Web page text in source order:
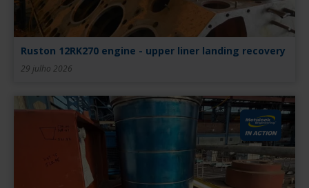
Ruston 12RK270 engine - upper liner landing recovery
29 julho 2026